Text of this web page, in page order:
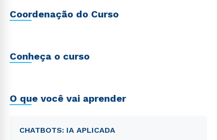
Coordenação do Curso
Conheça o curso
O que você vai aprender
CHATBOTS: IA APLICADA